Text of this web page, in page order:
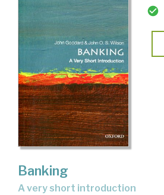
Banking
a very short introduction